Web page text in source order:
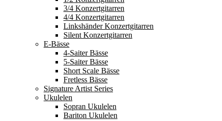
3/4 Konzertgitarren
4/4 Konzertgitarren
Linkshänder Konzertgitarren
Silent Konzertgitarren
E-Bässe
4-Saiter Bässe
5-Saiter Bässe
Short Scale Bässe
Fretless Bässe
Signature Artist Series
Ukulelen
Sopran Ukulelen
Bariton Ukulelen